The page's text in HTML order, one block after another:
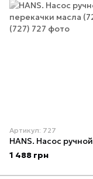
Артикул: 727
1 488 грн